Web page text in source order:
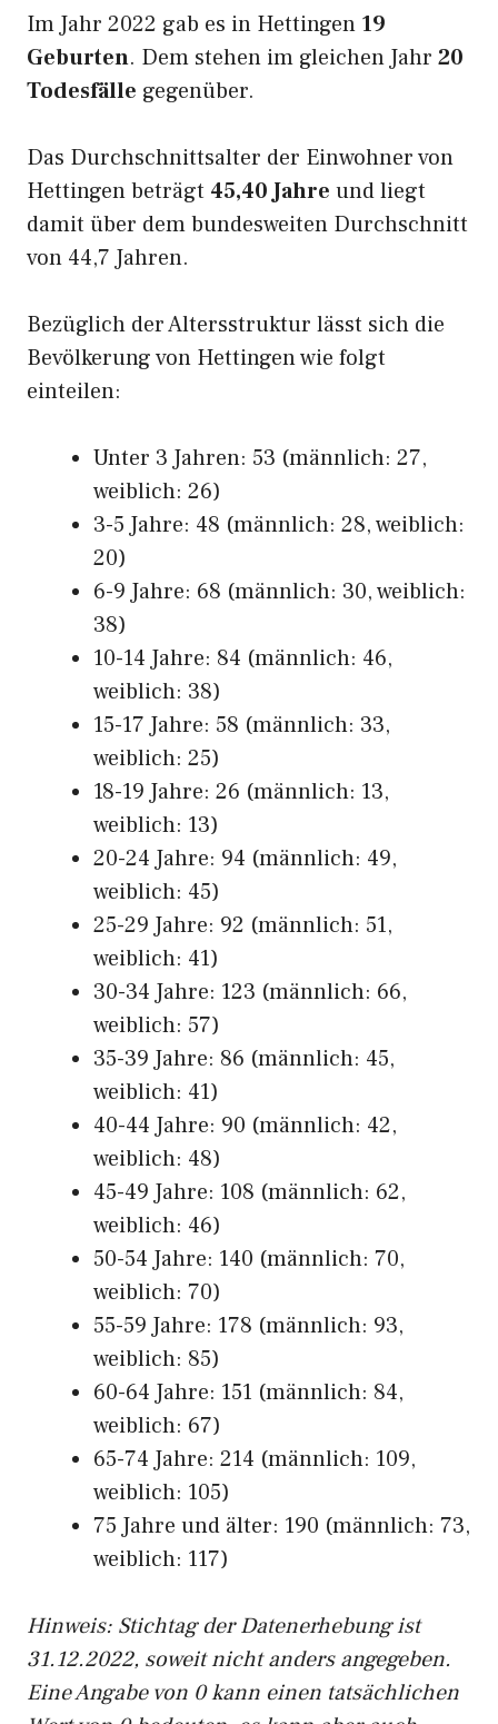
Im Jahr 2022 gab es in Hettingen 19
Geburten. Dem stehen im gleichen Jahr 20
Todesfälle gegenüber.
Das Durchschnittsalter der Einwohner von
Hettingen beträgt 45,40 Jahre und liegt
damit über dem bundesweiten Durchschnitt
von 44,7 Jahren.
Bezüglich der Altersstruktur lässt sich die
Bevölkerung von Hettingen wie folgt
einteilen:
Unter 3 Jahren: 53 (männlich: 27,
weiblich: 26)
3-5 Jahre: 48 (männlich: 28, weiblich:
20)
6-9 Jahre: 68 (männlich: 30, weiblich:
38)
10-14 Jahre: 84 (männlich: 46,
weiblich: 38)
15-17 Jahre: 58 (männlich: 33,
weiblich: 25)
18-19 Jahre: 26 (männlich: 13,
weiblich: 13)
20-24 Jahre: 94 (männlich: 49,
weiblich: 45)
25-29 Jahre: 92 (männlich: 51,
weiblich: 41)
30-34 Jahre: 123 (männlich: 66,
weiblich: 57)
35-39 Jahre: 86 (männlich: 45,
weiblich: 41)
40-44 Jahre: 90 (männlich: 42,
weiblich: 48)
45-49 Jahre: 108 (männlich: 62,
weiblich: 46)
50-54 Jahre: 140 (männlich: 70,
weiblich: 70)
55-59 Jahre: 178 (männlich: 93,
weiblich: 85)
60-64 Jahre: 151 (männlich: 84,
weiblich: 67)
65-74 Jahre: 214 (männlich: 109,
weiblich: 105)
75 Jahre und älter: 190 (männlich: 73,
weiblich: 117)
Hinweis: Stichtag der Datenerhebung ist
31.12.2022, soweit nicht anders angegeben.
Eine Angabe von 0 kann einen tatsächlichen